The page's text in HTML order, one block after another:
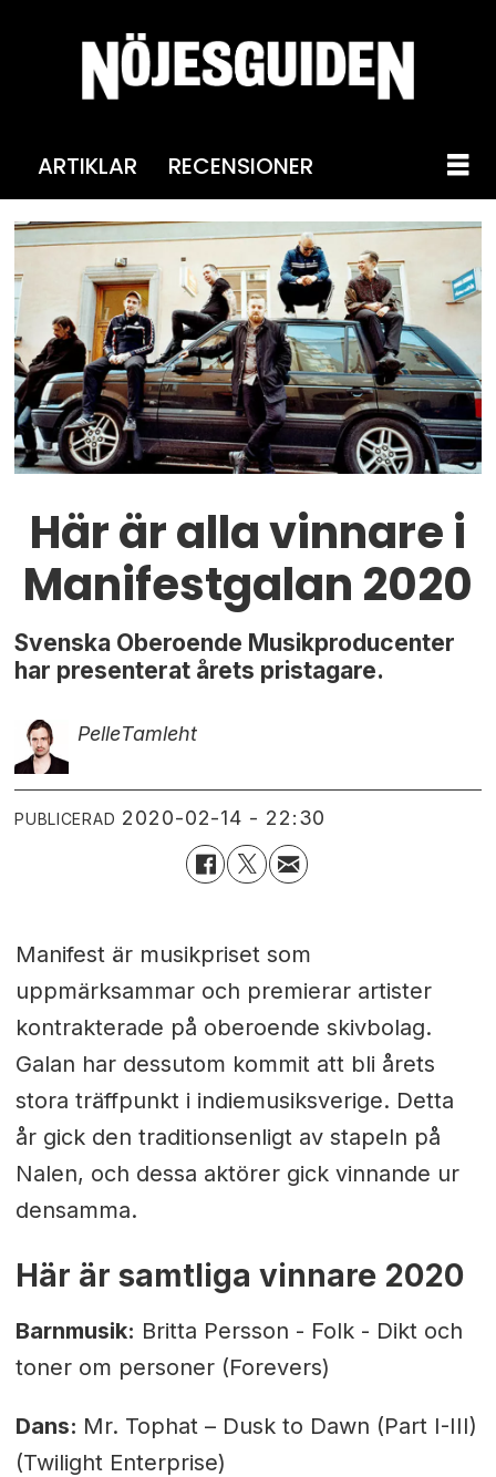
ARTIKLAR RECENSIONER
Här är alla vinnare i
Manifestgalan 2020
Svenska Oberoende Musikproducenter
har presenterat årets pristagare.
PelleTamleht
PUBLICERAD 2020-02-14 - 22:30
Manifest är musikpriset som
uppmärksammar och premierar artister
kontrakterade på oberoende skivbolag.
Galan har dessutom kommit att bli årets
stora träffpunkt i indiemusiksverige. Detta
år gick den traditionsenligt av stapeln på
Nalen, och dessa aktörer gick vinnande ur
densamma.
Här är samtliga vinnare 2020
Barnmusik: Britta Persson - Folk - Dikt och
toner om personer (Forevers)
Dans: Mr. Tophat – Dusk to Dawn (Part I-III)
(Twilight Enterprise)